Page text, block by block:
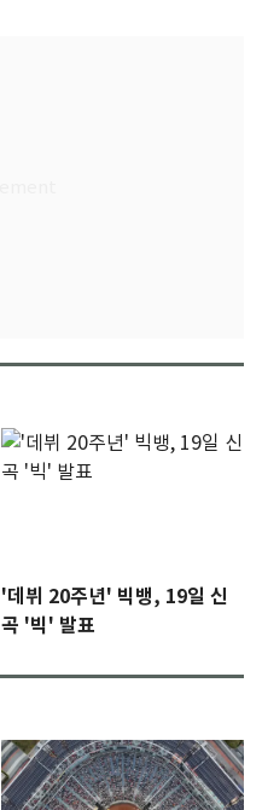
'데뷔 20주년' 빅뱅, 19일 신
곡 '빅' 발표